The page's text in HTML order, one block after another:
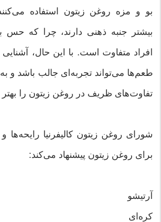
بو و مزه روغن زیتون استفاده
بیشتر جنبه ذهنی دارند، چرا که حس
افراد متفاوت است. با این حال، آشنایی
طعم‌ها می‌تواند تجربه‌ای جالب باشد و
تفاوت‌های ظریف در روغن زیتون را
شورای روغن زیتون کالیفرنیا رایحه‌ها
برای روغن زیتون پیشنهاد می‌کند:
آرتیشو
کره‌ای